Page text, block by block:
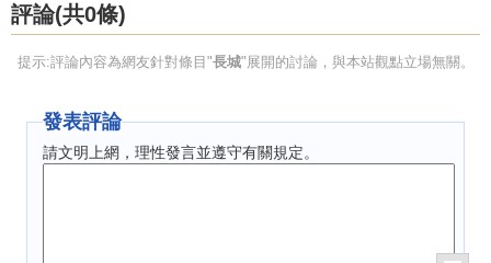
評論(共0條)
提示:評論內容為網友針對條目"長城"展開的討論，與本站觀點立場無關。
發表評論
請文明上網，理性發言並遵守有關規定。